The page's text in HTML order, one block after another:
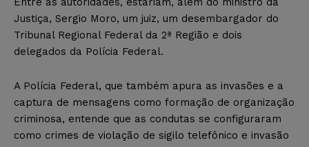
Justiça, Sergio Moro, um juiz, um desembargador do
Tribunal Regional Federal da 2ª Região e dois
delegados da Polícia Federal.
A Polícia Federal, que também apura as invasões e a
captura de mensagens como formação de organização
criminosa, entende que as condutas se configuraram
como crimes de violação de sigilo telefônico e invasão